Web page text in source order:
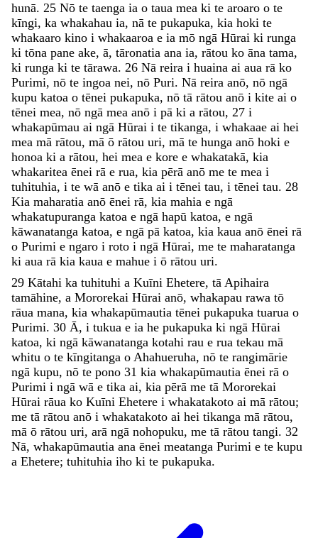
hunā. 25 Nō te taenga ia o taua mea ki te aroaro o te
kīngi, ka whakahau ia, nā te pukapuka, kia hoki te
whakaaro kino i whakaaroa e ia mō ngā Hūrai ki runga
ki tōna pane ake, ā, tāronatia ana ia, rātou ko āna tama,
ki runga ki te tārawa. 26 Nā reira i huaina ai aua rā ko
Purimi, nō te ingoa nei, nō Puri. Nā reira anō, nō ngā
kupu katoa o tēnei pukapuka, nō tā rātou anō i kite ai o
tēnei mea, nō ngā mea anō i pā ki a rātou, 27 i
whakapūmau ai ngā Hūrai i te tikanga, i whakaae ai hei
mea mā rātou, mā ō rātou uri, mā te hunga anō hoki e
honoa ki a rātou, hei mea e kore e whakatakā, kia
whakaritea ēnei rā e rua, kia pērā anō me te mea i
tuhituhia, i te wā anō e tika ai i tēnei tau, i tēnei tau. 28
Kia maharatia anō ēnei rā, kia mahia e ngā
whakatupuranga katoa e ngā hapū katoa, e ngā
kāwanatanga katoa, e ngā pā katoa, kia kaua anō ēnei rā
o Purimi e ngaro i roto i ngā Hūrai, me te maharatanga
ki aua rā kia kaua e mahue i ō rātou uri.
29 Kātahi ka tuhituhi a Kuīni Ehetere, tā Apihaira
tamāhine, a Mororekai Hūrai anō, whakapau rawa tō
rāua mana, kia whakapūmautia tēnei pukapuka tuarua o
Purimi. 30 Ā, i tukua e ia he pukapuka ki ngā Hūrai
katoa, ki ngā kāwanatanga kotahi rau e rua tekau mā
whitu o te kīngitanga o Ahahueruha, nō te rangimārie
ngā kupu, nō te pono 31 kia whakapūmautia ēnei rā o
Purimi i ngā wā e tika ai, kia pērā me tā Mororekai
Hūrai rāua ko Kuīni Ehetere i whakatakoto ai mā rātou;
me tā rātou anō i whakatakoto ai hei tikanga mā rātou,
mā ō rātou uri, arā ngā nohopuku, me tā rātou tangi. 32
Nā, whakapūmautia ana ēnei meatanga Purimi e te kupu
a Ehetere; tuhituhia iho ki te pukapuka.